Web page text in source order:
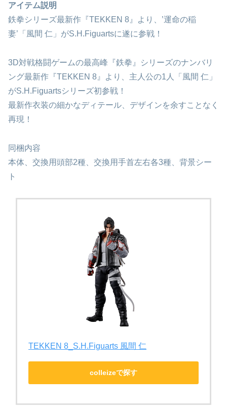
アイテム説明
鉄拳シリーズ最新作『TEKKEN 8』より、’運命の稲
妻’「風間 仁」がS.H.Figuartsに遂に参戦！
3D対戦格闘ゲームの最高峰『鉄拳』シリーズのナンバリ
ング最新作『TEKKEN 8』より、主人公の1人「風間 仁」
がS.H.Figuartsシリーズ初参戦！
最新作衣装の細かなディテール、デザインを余すことなく
再現！
同梱内容
本体、交換用頭部2種、交換用手首左右各3種、背景シー
ト
TEKKEN 8_S.H.Figuarts 風間 仁
colleizeで探す